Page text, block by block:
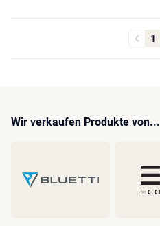
1
Wir verkaufen Produkte von...